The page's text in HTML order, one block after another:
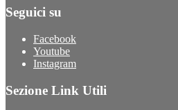
Seguici su
Facebook
Youtube
Instagram
Sezione Link Utili